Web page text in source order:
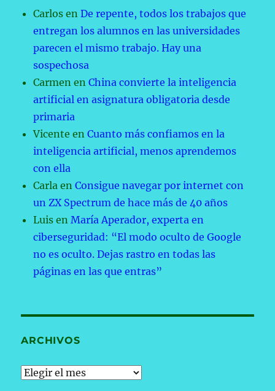
Carlos enDe repente, todos los trabajos que
entregan los alumnos en las universidades
parecen el mismo trabajo. Hay una
sospechosa
Carmen enChina convierte la inteligencia
artificial en asignatura obligatoria desde
primaria
Vicente enCuanto más confiamos en la
inteligencia artificial, menos aprendemos
con ella
Carla enConsigue navegar por internet con
un ZX Spectrum de hace más de 40 años
Luis enMaría Aperador, experta en
ciberseguridad: “El modo oculto de Google
no es oculto. Dejas rastro en todas las
páginas en las que entras”
ARCHIVOS
Archivos